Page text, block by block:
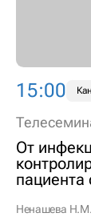
15:00
От
пациента
Ненашева Н.М.